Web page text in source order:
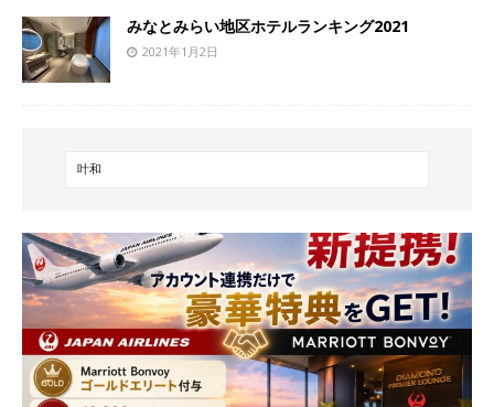
みなとみらい地区ホテルランキング2021
2021年1月2日